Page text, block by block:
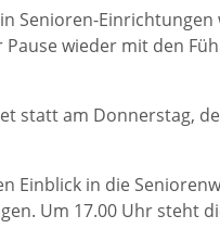
Senioren-
wieder mit den
statt am Donnerstag,
Einblick in die
Um 17.00 Uhr steht